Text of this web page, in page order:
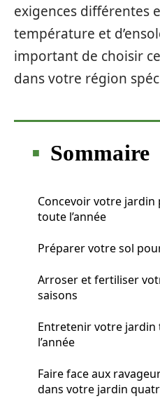
exigences différentes
température et
important de choisir
dans votre région
Sommaire
Concevoir votre jardin
toute l’année
Préparer votre sol
Arroser et fertiliser
saisons
Entretenir votre jardin
l’année
Faire face aux
dans votre jardin